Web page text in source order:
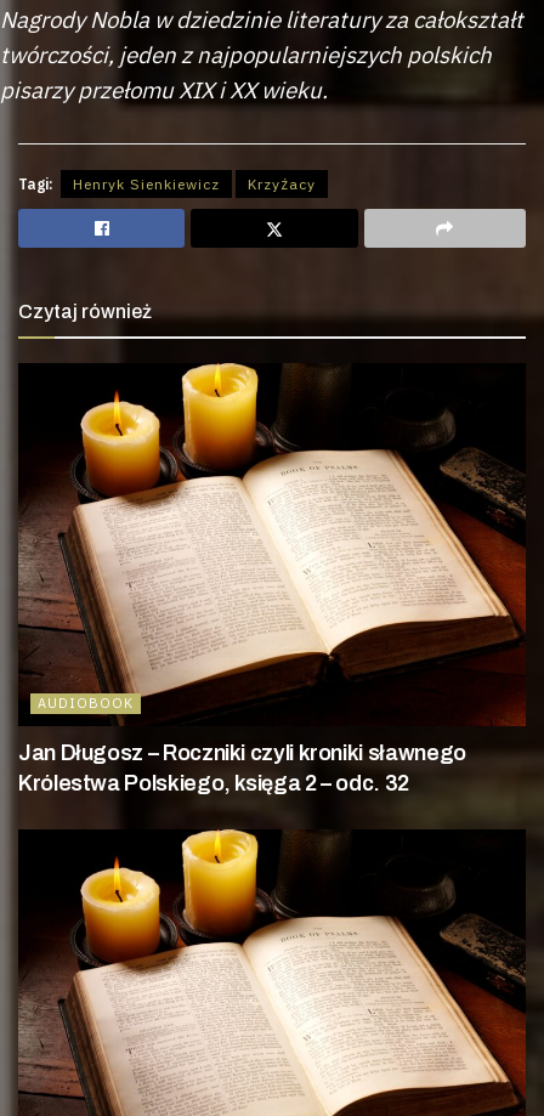
Nagrody Nobla w dziedzinie literatury za całokształt
twórczości, jeden z najpopularniejszych polskich
pisarzy przełomu XIX i XX wieku.
Tagi: Henryk Sienkiewicz Krzyżacy
Czytaj również
AUDIOBOOK
Jan Długosz – Roczniki czyli kroniki sławnego
Królestwa Polskiego, księga 2 – odc. 32